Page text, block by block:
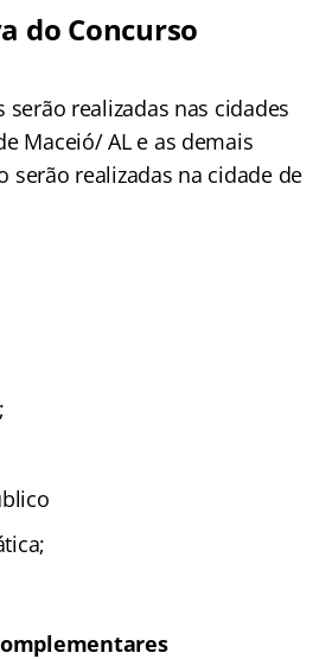
do Concurso
serão realizadas nas cidades
Maceió/ AL e as demais
serão realizadas na cidade de